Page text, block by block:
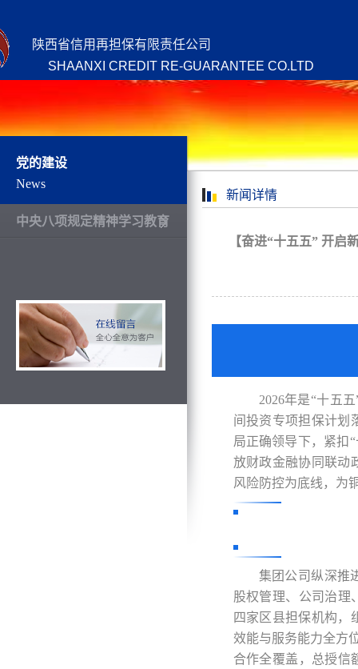
陕西省信用再担保有限责任公司
SHAANXI CREDIT RE-GUARANTEE CO.LTD
党的建设
News
中央八项规定精神学习教育
新闻详情
【奋进“十五五” 开启
2026年是“十五
间投资专项担保计划
局正确领导下，紧扣
放财政金融协同联动
风险防控为底线，为
集团公司纵深推
股权管理、公司治理
四家区县担保机构，
效能与服务能力全方
合作全覆盖，总授信